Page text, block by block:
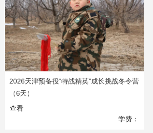
2026天津预备役“特战精英”成长挑战冬令营
（6天）
学费：
查看